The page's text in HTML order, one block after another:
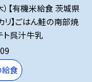
）【有機米給食 茨城県
リ】ごはん鮭の南部焼
ト呉汁牛乳
食